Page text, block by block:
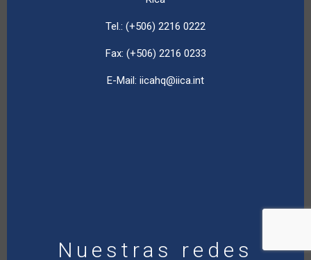
Tel.: (+506) 2216 0222
Fax: (+506) 2216 0233
E-Mail: iicahq@iica.int
Nuestras redes